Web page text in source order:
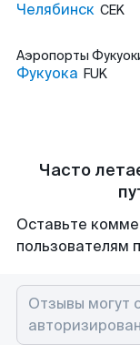
Челябинск CEK
Аэропорты
Фукуока FUK
Часто
Оставьте
пользователям